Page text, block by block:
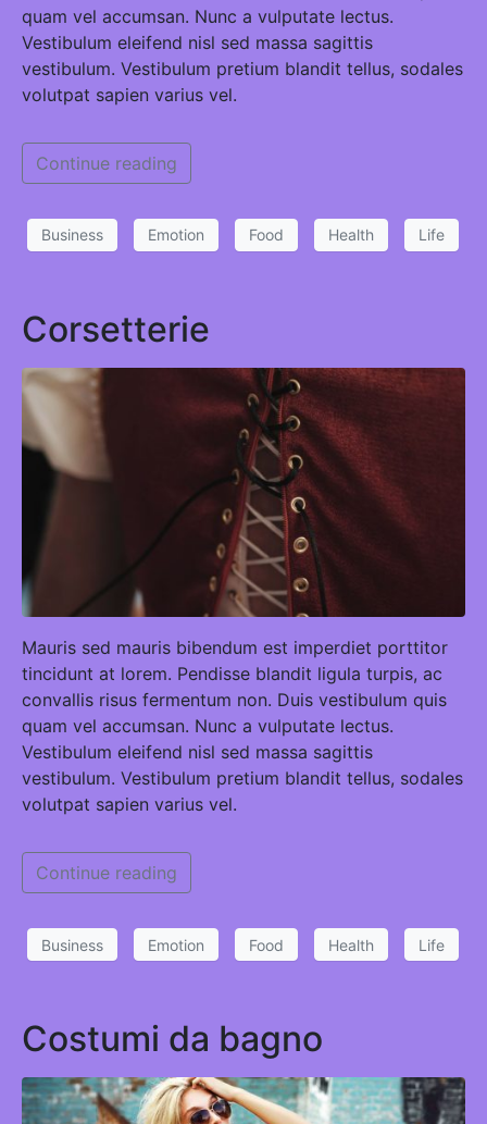
quam vel accumsan. Nunc a vulputate lectus.
Vestibulum eleifend nisl sed massa sagittis
vestibulum. Vestibulum pretium blandit tellus, sodales
volutpat sapien varius vel.
Continue reading
Business Emotion Food Health Life
Corsetterie
Mauris sed mauris bibendum est imperdiet porttitor
tincidunt at lorem. Pendisse blandit ligula turpis, ac
convallis risus fermentum non. Duis vestibulum quis
quam vel accumsan. Nunc a vulputate lectus.
Vestibulum eleifend nisl sed massa sagittis
vestibulum. Vestibulum pretium blandit tellus, sodales
volutpat sapien varius vel.
Continue reading
Business Emotion Food Health Life
Costumi da bagno